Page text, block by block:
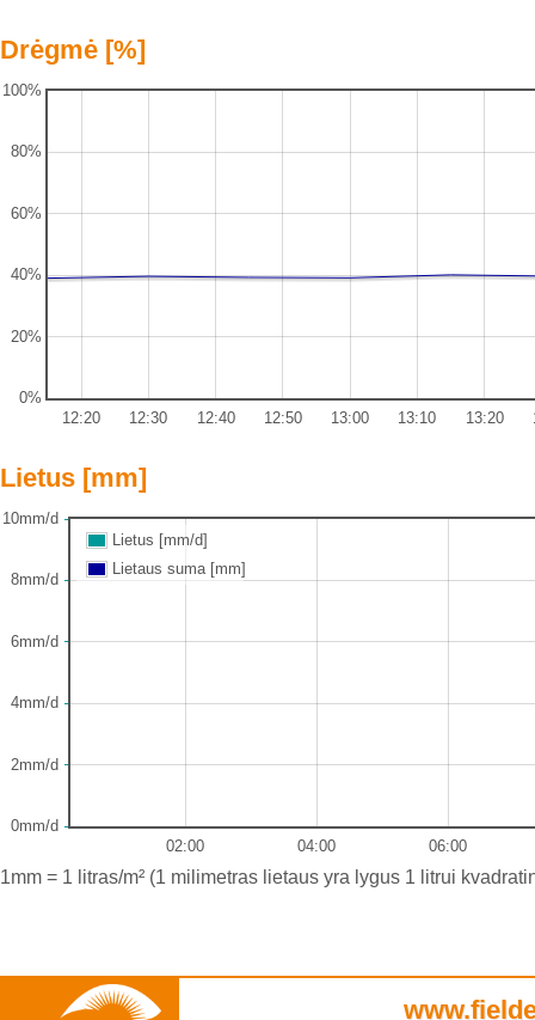
Drėgmė [%]
12:20 12:30 12:40 12:50 13:00 13:10 13:20
0%
20%
40%
60%
80%
100%
Lietus [mm]
02:00 04:00 06:00
0mm/d
2mm/d
4mm/d
6mm/d
8mm/d
10mm/d
Lietus [mm/d]
Lietaus suma [mm]
1mm = 1 litras/m² (1 milimetras lietaus yra lygus 1 litrui